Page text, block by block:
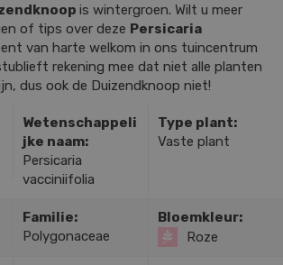
is wintergroen. Wilt u meer
of tips over deze Persicaria
van harte welkom in ons tuincentrum
rekening mee dat niet alle planten
dus ook de Duizendknoop niet!
Wetenschappeli
jke naam:
Persicaria
vacciniifolia
Type plant:
Vaste plant
Familie:
Polygonaceae
Bloemkleur:
Roze